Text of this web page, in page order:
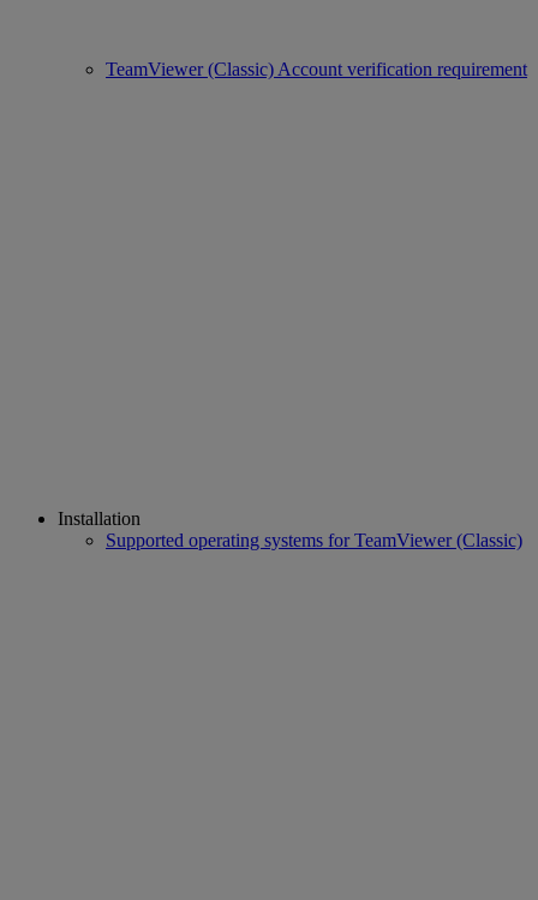
TeamViewer (Classic) Account verification requirement
Installation
Supported operating systems for TeamViewer (Classic)